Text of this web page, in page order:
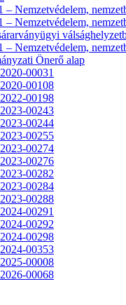
– Nemzetvédelem,
– Nemzetvédelem,
– Nemzetvédelem,
Önerő alap
00031
00108
00198
00243
00244
00255
00274
00276
00282
00284
00288
00291
00292
00298
00353
00008
00068